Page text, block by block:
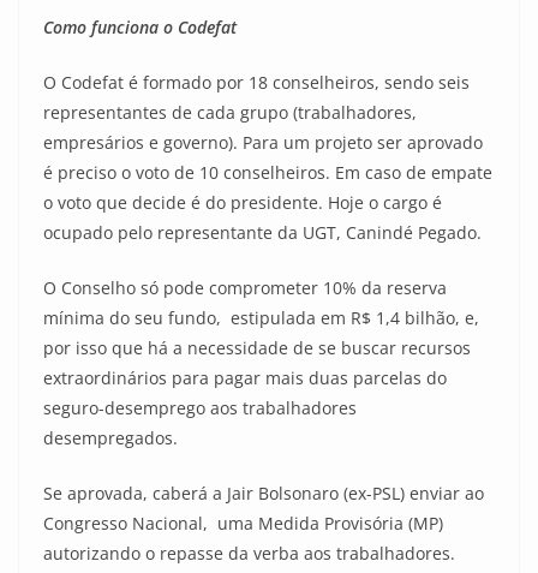
Como funciona o Codefat
O Codefat é formado por 18 conselheiros, sendo seis
representantes de cada grupo (trabalhadores,
empresários e governo). Para um projeto ser aprovado
é preciso o voto de 10 conselheiros. Em caso de empate
o voto que decide é do presidente. Hoje o cargo é
ocupado pelo representante da UGT, Canindé Pegado.
O Conselho só pode comprometer 10% da reserva
mínima do seu fundo, estipulada em R$ 1,4 bilhão, e,
por isso que há a necessidade de se buscar recursos
extraordinários para pagar mais duas parcelas do
seguro-desemprego aos trabalhadores
desempregados.
Se aprovada, caberá a Jair Bolsonaro (ex-PSL) enviar ao
Congresso Nacional, uma Medida Provisória (MP)
autorizando o repasse da verba aos trabalhadores.